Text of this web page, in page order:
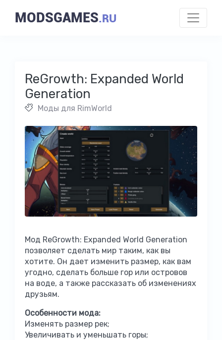
MODSGAMES.RU
ReGrowth: Expanded World
Generation
Моды для RimWorld
Мод ReGrowth: Expanded World Generation
позволяет сделать мир таким, как вы
хотите. Он дает изменить размер, как вам
угодно, сделать больше гор или островов
на воде, а также рассказать об изменениях
друзьям.
Особенности мода:
Изменять размер рек;
Увеличивать и уменьшать горы;